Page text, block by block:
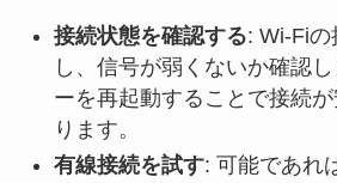
接続状態を確認する: Wi-Fi
し、信号が弱くないか確認
ーを再起動することで接続
ります。
有線接続を試す: 可能であれ